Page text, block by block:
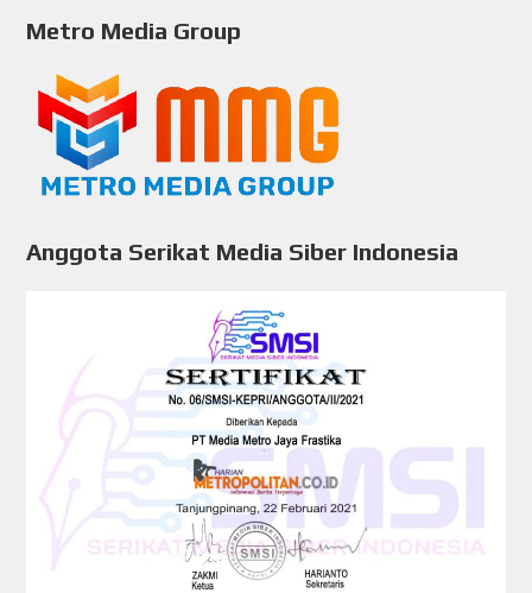
Metro Media Group
Anggota Serikat Media Siber Indonesia